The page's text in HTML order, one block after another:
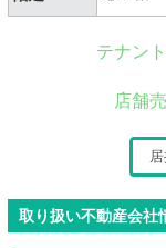
テナン
店舗
取り扱い不動産会社